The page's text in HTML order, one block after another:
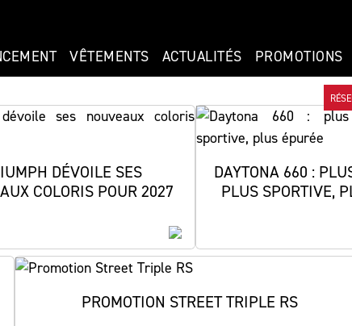
VÊTEMENTS ACTUALITÉS PROMOTIONS
CONGÉS ANNUELS
On fait le plein des batteries !
On revient en pleine forme dès le 25 Août pour vous
D’ici là, bonnes fêtes et RIDE SAFE
DÉVOILE SES
COLORIS POUR 2027
DAYTONA 660 :
PLUS SPORTIVE,
PROMOTION STREET TRIPLE RS